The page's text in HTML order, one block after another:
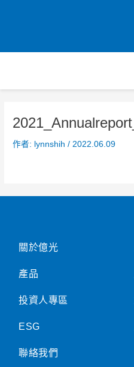
作者: lynnshih/ 2022.06.09
關於億光
產品
投資人專區
ESG
聯絡我們